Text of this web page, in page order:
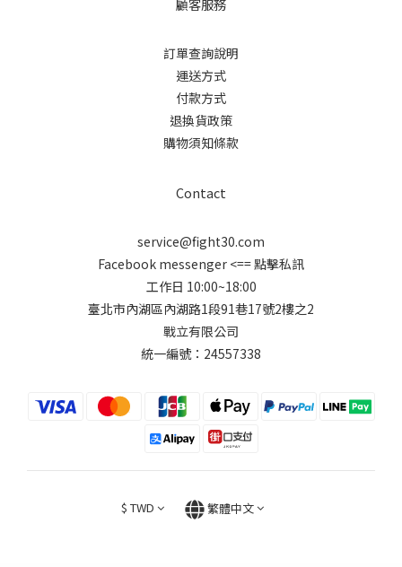
顧客服務
訂單查詢說明
運送方式
付款方式
退換貨政策
購物須知條款
Contact
service@fight30.com
Facebook messenger <== 點擊私訊
工作日 10:00~18:00
臺北市內湖區內湖路1段91巷17號2樓之2
戰立有限公司
統一編號：24557338
$ TWD 繁體中文